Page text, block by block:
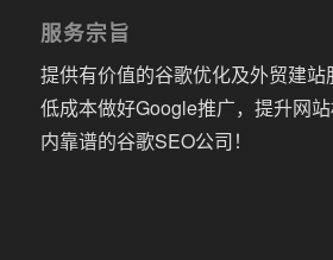
服务宗旨
提供有价值的谷歌优化及外贸建
低成本做好Google推广，提升网
内靠谱的谷歌SEO公司！